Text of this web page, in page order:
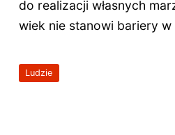
do realizacji własnych
wiek nie stanowi bariery
Ludzie